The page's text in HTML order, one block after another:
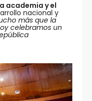
academia y el
nacional y
más que la
celebramos un